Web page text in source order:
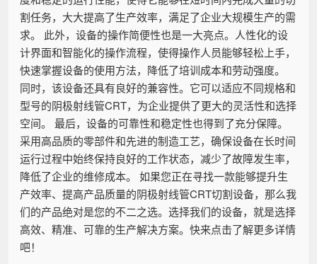
割任务，大大提高了生产效率，满足了企业大规模生产的需
求。 此外，设备的操作简便性也是一大亮点。人性化的设
计界面和智能化的操作流程，使得操作人员能够轻松上手，
快速掌握设备的使用方法，降低了培训成本和劳动强度。
同时，该设备还具有良好的兼容性。它可以适应不同规格和
型号的阴极射线管CRT，为企业提供了更大的灵活性和选择
空间。 最后，设备的可靠性和稳定性也得到了充分保障。
采用高品质的零部件和先进的制造工艺，确保设备在长时间
运行过程中始终保持良好的工作状态，减少了故障发生率，
降低了企业的维修成本。 如果您正在寻找一款能够提升生
产效率、提高产品质量的阴极射线管CRT切割设备，那么我
们的产品绝对是您的不二之选。选择我们的设备，就是选择
高效、精准、可靠的生产解决方案。快来点击了解更多详情
吧！